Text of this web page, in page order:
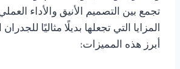
تجمع بين التصميم الأنيق والأداء
المزايا التي تجعلها بديلًا مثاليًا
أبرز هذه المميزات: